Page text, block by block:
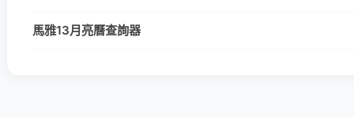
馬雅13月亮曆查詢器